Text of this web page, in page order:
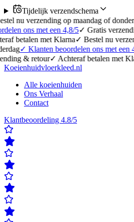
Tijdelijk verzendschema
op maandag of donderdag✓
een 4,8/5✓Gratis verzending &
met Klarna✓Bestel nu verzending op
beoordelen ons met een 4,8/5✓
✓Achteraf betalen met Klarna
Koeienhuidvloerkleed.nl
Alle koeienhuiden
Ons Verhaal
Contact
Klantbeoordeling 4.8/5